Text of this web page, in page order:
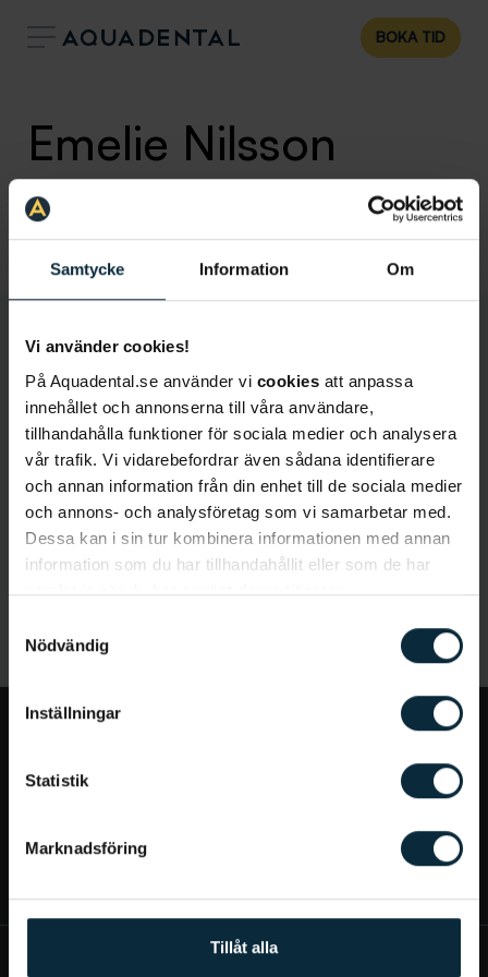
Samtycke Information Om
Vi använder cookies!
På Aquadental.se använder vi cookies att anpassa
innehållet och annonserna till våra användare,
tillhandahålla funktioner för sociala medier och analysera
vår trafik. Vi vidarebefordrar även sådana identifierare
och annan information från din enhet till de sociala medier
och annons- och analysföretag som vi samarbetar med.
Dessa kan i sin tur kombinera informationen med annan
information som du har tillhandahållit eller som de har
samlat in när du har använt deras tjänster.
Nödvändig
Inställningar
Statistik
Marknadsföring
Tillåt alla
BOKA TID
Emelie Nilsson
Tandsköterska
Klinik: